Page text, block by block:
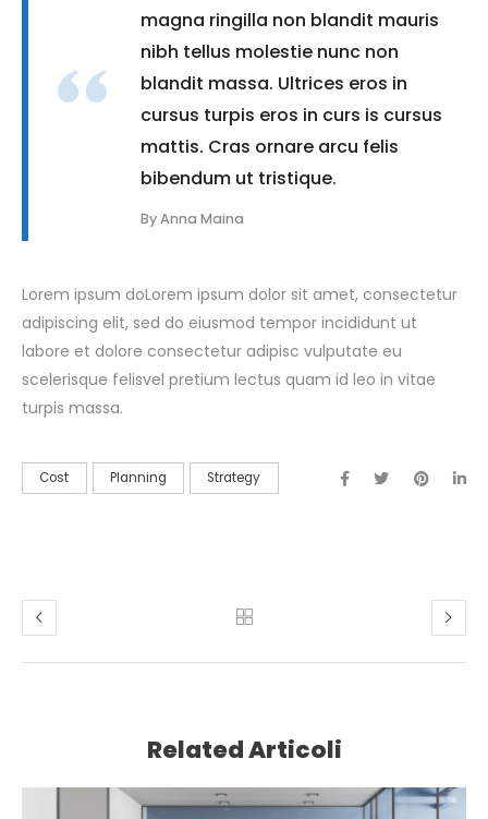
magna ringilla non blandit mauris
nibh tellus molestie nunc non
blandit massa. Ultrices eros in
cursus turpis eros in curs is cursus
mattis. Cras ornare arcu felis
bibendum ut tristique.
By Anna Maina
Lorem ipsum doLorem ipsum dolor sit amet, consectetur
adipiscing elit, sed do eiusmod tempor incididunt ut
labore et dolore consectetur adipisc vulputate eu
scelerisque felisvel pretium lectus quam id leo in vitae
turpis massa.
Cost Planning Strategy
Related Articoli